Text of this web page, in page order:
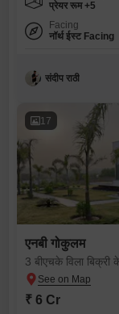
प्रेयर रूम +5
Facing
नॉर्थ ईस्ट Facing
संदीप राठी
17
एनबी गोकुलम
3 बीएचके विला
₹ 6 Cr